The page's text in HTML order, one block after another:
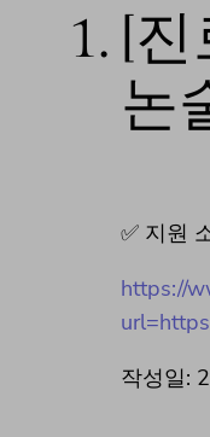
1. [
논
✅ 지원
https://
작성일: